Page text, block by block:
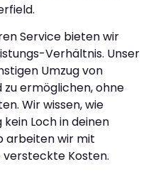
Service bieten wir
Verhältnis. Unser
Umzug von
ermöglichen, ohne
Wir wissen, wie
kein Loch in deinen
arbeiten wir mit
Kosten.